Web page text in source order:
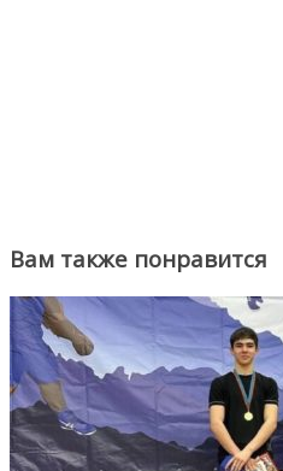
Вам также понравится